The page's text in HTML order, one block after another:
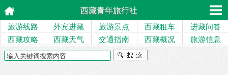
西藏青年旅行社
旅游线路 外宾进藏 旅游景点 西藏租车
进藏问答
西藏攻略
西藏天气 交通指南 西藏概况 旅游信息